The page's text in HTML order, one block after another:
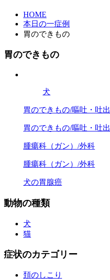
HOME
本日の一症例
胃のできもの
胃のできもの
犬
胃のできもの/嘔吐・吐出
胃のできもの/嘔吐・吐出
腫瘍科（ガン）/外科
腫瘍科（ガン）/外科
犬の胃腺癌
動物の種類
犬
猫
症状のカテゴリー
頚のしこり